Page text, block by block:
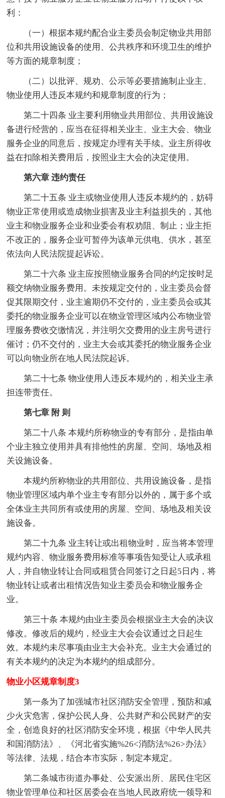
利：
（一）根据本规约配合业主委员会制定物业共用部
位和共用设施设备的使用、公共秩序和环境卫生的维护
等方面的规章制度；
（二）以批评、规劝、公示等必要措施制止业主、
物业使用人违反本规约和规章制度的行为；
第二十四条 业主要利用物业共用部位、共用设施设
备进行经营的，应当在征得相关业主、业主大会、物业
服务企业的同意后，按规定办理有关手续。业主所得收
益在扣除相关费用后，按照业主大会的决定使用。
第六章 违约责任
第二十五条 业主或物业使用人违反本规约的，妨碍
物业正常使用或造成物业损害及业主利益损失的，其他
业主和物业服务企业和业委会有权劝阻、制止；业主拒
不改正的，服务企业可暂停为该单元供电、供水，甚至
依法向人民法院提起诉讼。
第二十六条 业主应按照物业服务合同的约定按时足
额交纳物业服务费用。未按规定交付的，业主委员会督
促其限期交付，业主逾期仍不交付的，业主委员会或其
委托的物业服务企业可以在物业管理区域内公布物业管
理服务费收交缴情况，并注明欠交费用的业主房号进行
催讨；仍不交付的，业主大会或其委托的物业服务企业
可以向物业所在地人民法院起诉。
第二十七条 物业使用人违反本规约的，相关业主承
担连带责任。
第七章 附 则
第二十八条 本规约所称物业的专有部分，是指由单
个业主独立使用并具有排他性的房屋、空间、场地及相
关设施设备。
本规约所称物业的共用部位、共用设施设备，是指
物业管理区域内单个业主专有部分以外的，属于多个或
全体业主共同所有或使用的房屋、空间、场地及相关设
施设备。
第二十九条 业主转让或出租物业时，应当将本管理
规约内容、物业服务费用标准等事项告知受让人或承租
人，并自物业转让合同或租赁合同签订之日起5日内，将
物业转让或者出租情况告知业主委员会和物业服务企
业。
第三十条 本规约由业主委员会根据业主大会的决议
修改。修改后的规约，经业主大会会议通过之日起生
效。本规约未尽事项由业主大会补充。业主大会通过的
有关本规约的决定为本规约的组成部分。
物业小区规章制度3
第一条为了加强城市社区消防安全管理，预防和减
少火灾危害，保护公民人身、公共财产和公民财产的安
全，创造良好的社区消防安全环境，根据《中华人民共
和国消防法》、《河北省实施%26<消防法%26>办法》
等法律、法规，结合本市实际，制定本规定。
第二条城市街道办事处、公安派出所、居民住宅区
物业管理单位和社区居委会在当地人民政府统一领导和